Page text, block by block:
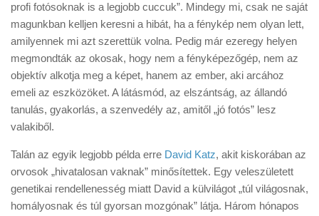
Helyszíni Riport
E-BB
profi fotósoknak is a legjobb cuccuk”. Mindegy mi, csak ne saját
magunkban kelljen keresni a hibát, ha a fénykép nem olyan lett,
amilyennek mi azt szerettük volna. Pedig már ezeregy helyen
megmondták az okosak, hogy nem a fényképezőgép, nem az
objektív alkotja meg a képet, hanem az ember, aki arcához
emeli az eszközöket. A látásmód, az elszántság, az állandó
tanulás, gyakorlás, a szenvedély az, amitől „jó fotós” lesz
valakiből.
Talán az egyik legjobb példa erre David Katz, akit kiskorában az
orvosok „hivatalosan vaknak” minősítettek. Egy veleszületett
genetikai rendellenesség miatt David a külvilágot „túl világosnak,
homályosnak és túl gyorsan mozgónak” látja. Három hónapos